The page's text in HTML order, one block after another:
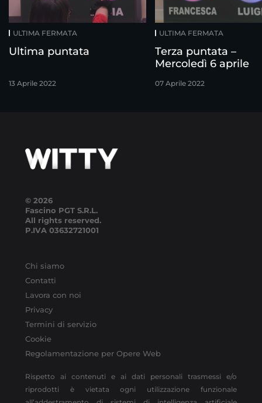
ULTIMA FERMATA
Ultima puntata
13 Aprile 2022
ULTIMA FERMATA
Terza puntata –
Mercoledì 6 aprile
07 Aprile 2022
© 2026
Fascino PGT S.R.L.
All rights reserved.
P.IVA 03632721001
Chi siamo
Contatti
Lavora con noi
Privacy
Termini di servizio
Cookie
Regolamentazione per Opere Web
Rispetto ai contenuti e ai dati personali trasmessi e/o
riprodotti è vietata ogni utilizzazione funzionale